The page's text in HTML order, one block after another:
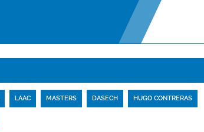
LAAC MASTERS DASECH HUGO CONTRERAS